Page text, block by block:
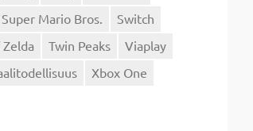
Super Mario Bros.
Switch
Twin Peaks
Viaplay
Xbox One